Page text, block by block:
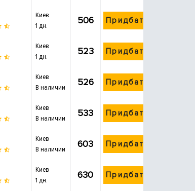
Киев
1 дн.
506 Придбати
Киев
1 дн.
523 Придбати
Киев
В наличии
526 Придбати
Киев
В наличии
533 Придбати
Киев
В наличии
603 Придбати
Киев
1 дн.
630 Придбати